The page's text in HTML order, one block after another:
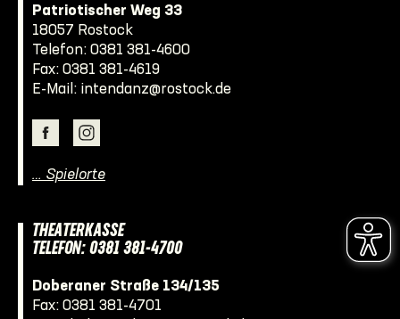
Patriotischer Weg 33
18057 Rostock
Telefon: 0381 381-4600
Fax: 0381 381-4619
E-Mail: intendanz@rostock.de
… Spielorte
THEATERKASSE
TELEFON: 0381 381-4700
Doberaner Straße 134/135
Fax: 0381 381-4701